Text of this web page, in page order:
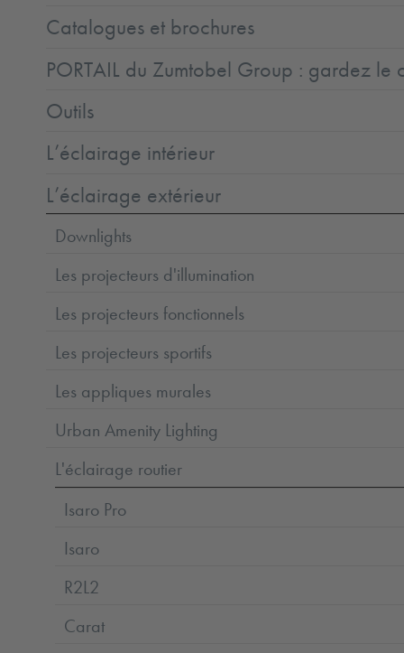
Catalogues et brochures
PORTAIL du Zumtobel Group : gardez le
Outils
L’éclairage intérieur
L’éclairage extérieur
Downlights
Les projecteurs d'illumination
Les projecteurs fonctionnels
Les projecteurs sportifs
Les appliques murales
Urban Amenity Lighting
L'éclairage routier
Isaro Pro
Isaro
R2L2
Carat